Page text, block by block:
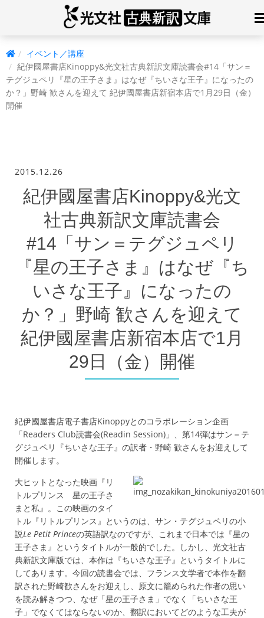
イベント／講座
紀伊國屋書店Kinoppy&光文社古典新訳文庫読書会#14「サン＝
テグジュペリ『星の王子さま』はなぜ『ちいさな王子』になったの
か？」野崎 歓さんを迎えて 紀伊國屋書店新宿本店で1月29日（金）
開催
2015.12.26
紀伊國屋書店Kinoppy&光文
社古典新訳文庫読書会
#14「サン＝テグジュペリ
『星の王子さま』はなぜ『ち
いさな王子』になったの
か？」野崎 歓さんを迎えて
紀伊國屋書店新宿本店で1月
29日（金）開催
紀伊國屋書店電子書店Kinoppyとのコラボレーション企画
「Readers Club読書会(Readin Session)」、第14弾はサン＝テ
グジュペリ『ちいさな王子』の訳者・野崎 歓さんをお迎えして
開催します。
大ヒットとなった映画『リ
トルプリンス 星の王子さ
まと私』。この映画のタイ
トル『リトルプリンス』というのは、サン・テグジュペリの小
説Le Petit Princeの英語訳なのですが、これまで日本では『星の
王子さま』というタイトルが一般的でした。しかし、光文社古
典新訳文庫版では、本作は『ちいさな王子』というタイトルに
してあります。今回の読書会では、フランス文学者で本作を翻
訳された野崎歓さんをお迎えし、原文に籠められた作者の思い
を読み解きつつ、なぜ「星の王子さま」でなく「ちいさな王
子」でなくてはならないのか、翻訳においてどのような工夫が